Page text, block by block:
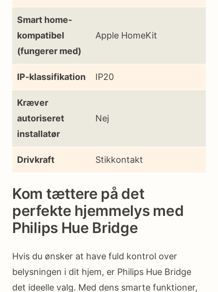
Smart home-
kompatibel
(fungerer med)
Apple HomeKit
IP-klassifikation IP20
Kræver
autoriseret
installatør
Nej
Drivkraft Stikkontakt
Kom tættere på det
perfekte hjemmelys med
Philips Hue Bridge
Hvis du ønsker at have fuld kontrol over
belysningen i dit hjem, er Philips Hue Bridge
det ideelle valg. Med dens smarte funktioner,